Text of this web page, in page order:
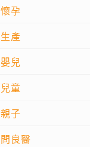
懷孕
生產
嬰兒
兒童
親子
問良醫